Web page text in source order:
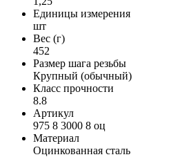
Единицы измерения
шт
Вес (г)
452
Размер шага резьбы
Крупный (обычный)
Класс прочности
8.8
Артикул
975 8 3000 8 оц
Материал
Оцинкованная сталь